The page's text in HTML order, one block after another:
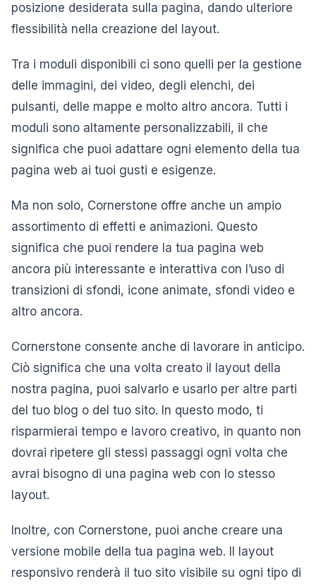
posizione desiderata sulla pagina, dando ulteriore
flessibilità nella creazione del layout.
Tra i moduli disponibili ci sono quelli per la gestione
delle immagini, dei video, degli elenchi, dei
pulsanti, delle mappe e molto altro ancora. Tutti i
moduli sono altamente personalizzabili, il che
significa che puoi adattare ogni elemento della tua
pagina web ai tuoi gusti e esigenze.
Ma non solo, Cornerstone offre anche un ampio
assortimento di effetti e animazioni. Questo
significa che puoi rendere la tua pagina web
ancora più interessante e interattiva con l’uso di
transizioni di sfondi, icone animate, sfondi video e
altro ancora.
Cornerstone consente anche di lavorare in anticipo.
Ciò significa che una volta creato il layout della
nostra pagina, puoi salvarlo e usarlo per altre parti
del tuo blog o del tuo sito. In questo modo, ti
risparmierai tempo e lavoro creativo, in quanto non
dovrai ripetere gli stessi passaggi ogni volta che
avrai bisogno di una pagina web con lo stesso
layout.
Inoltre, con Cornerstone, puoi anche creare una
versione mobile della tua pagina web. Il layout
responsivo renderà il tuo sito visibile su ogni tipo di